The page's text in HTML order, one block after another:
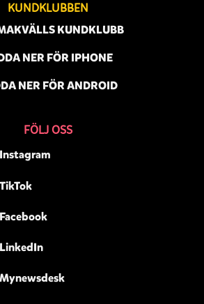
KUNDKLUBBEN
KUNDKLUBB
NER FÖR IPHONE
NER FÖR ANDROID
FÖLJ OSS
Instagram
TikTok
Facebook
LinkedIn
Mynewsdesk